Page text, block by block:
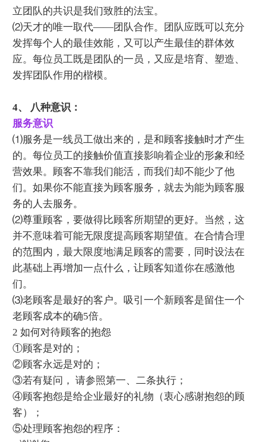
立团队的共识是我们致胜的法宝。
⑵天才的唯一取代——团队合作。团队应既可以充分
发挥每个人的最佳效能，又可以产生最佳的群体效
应。每位员工既是团队的一员，又应是培育、塑造、
发挥团队作用的楷模。
4、 八种意识：
服务意识
⑴服务是一线员工做出来的，是和顾客接触时才产生
的。每位员工的接触价值直接影响着企业的形象和经
营效果。顾客不靠我们能活，而我们却不能少了他
们。如果你不能直接为顾客服务，就去为能为顾客服
务的人去服务。
⑵尊重顾客，要做得比顾客所期望的更好。当然，这
并不意味着可能无限度提高顾客期望值。在合情合理
的范围内，最大限度地满足顾客的需要，同时设法在
此基础上再增加一点什么，让顾客知道你在感激他
们。
⑶老顾客是最好的客户。吸引一个新顾客是留住一个
老顾客成本的确5倍。
2 如何对待顾客的抱怨
①顾客是对的；
②顾客永远是对的；
③若有疑问， 请参照第一、二条执行；
④顾客抱怨是给企业最好的礼物（衷心感谢抱怨的顾
客）；
⑤处理顾客抱怨的程序：